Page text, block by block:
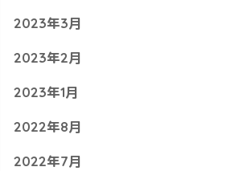
2023年3月
2023年2月
2023年1月
2022年8月
2022年7月